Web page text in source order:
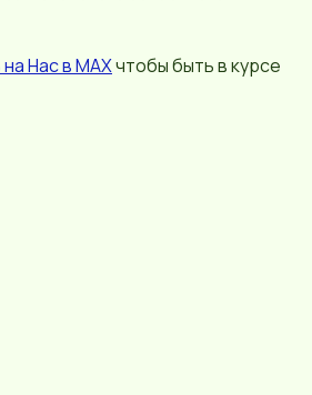
на Нас в МАХчтобы быть в курсе